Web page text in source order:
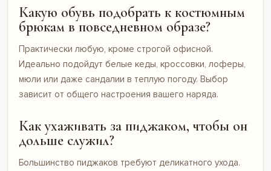
Какую обувь подобрать к костюмным
брюкам в повседневном образе?
Практически любую, кроме строгой офисной.
Идеально подойдут белые кеды, кроссовки, лоферы,
мюли или даже сандалии в теплую погоду. Выбор
зависит от общего настроения вашего наряда.
Как ухаживать за пиджаком, чтобы он
дольше служил?
Большинство пиджаков требуют деликатного ухода.